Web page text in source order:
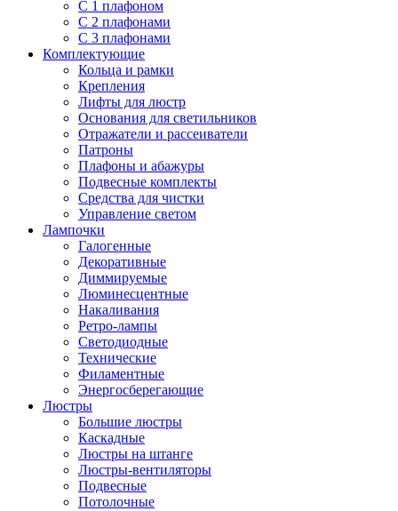
С 1 плафоном
С 2 плафонами
С 3 плафонами
Комплектующие
Кольца и рамки
Крепления
Лифты для люстр
Основания для светильников
Отражатели и рассеиватели
Патроны
Плафоны и абажуры
Подвесные комплекты
Средства для чистки
Управление светом
Лампочки
Галогенные
Декоративные
Диммируемые
Люминесцентные
Накаливания
Ретро-лампы
Светодиодные
Технические
Филаментные
Энергосберегающие
Люстры
Большие люстры
Каскадные
Люстры на штанге
Люстры-вентиляторы
Подвесные
Потолочные